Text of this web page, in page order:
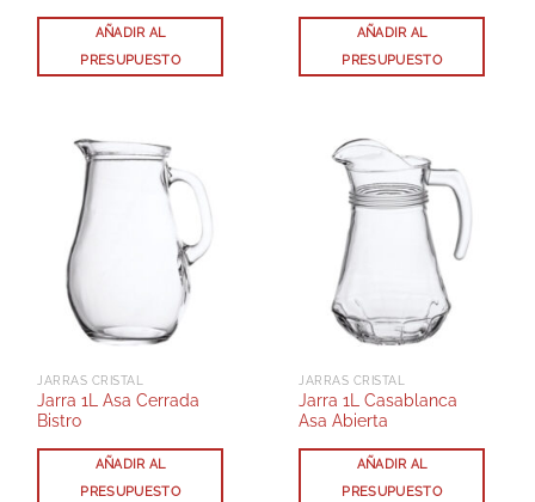
AÑADIR AL
PRESUPUESTO
AÑADIR AL
PRESUPUESTO
JARRAS CRISTAL
Jarra 1L Asa Cerrada
Bistro
AÑADIR AL
PRESUPUESTO
JARRAS CRISTAL
Jarra 1L Casablanca
Asa Abierta
AÑADIR AL
PRESUPUESTO